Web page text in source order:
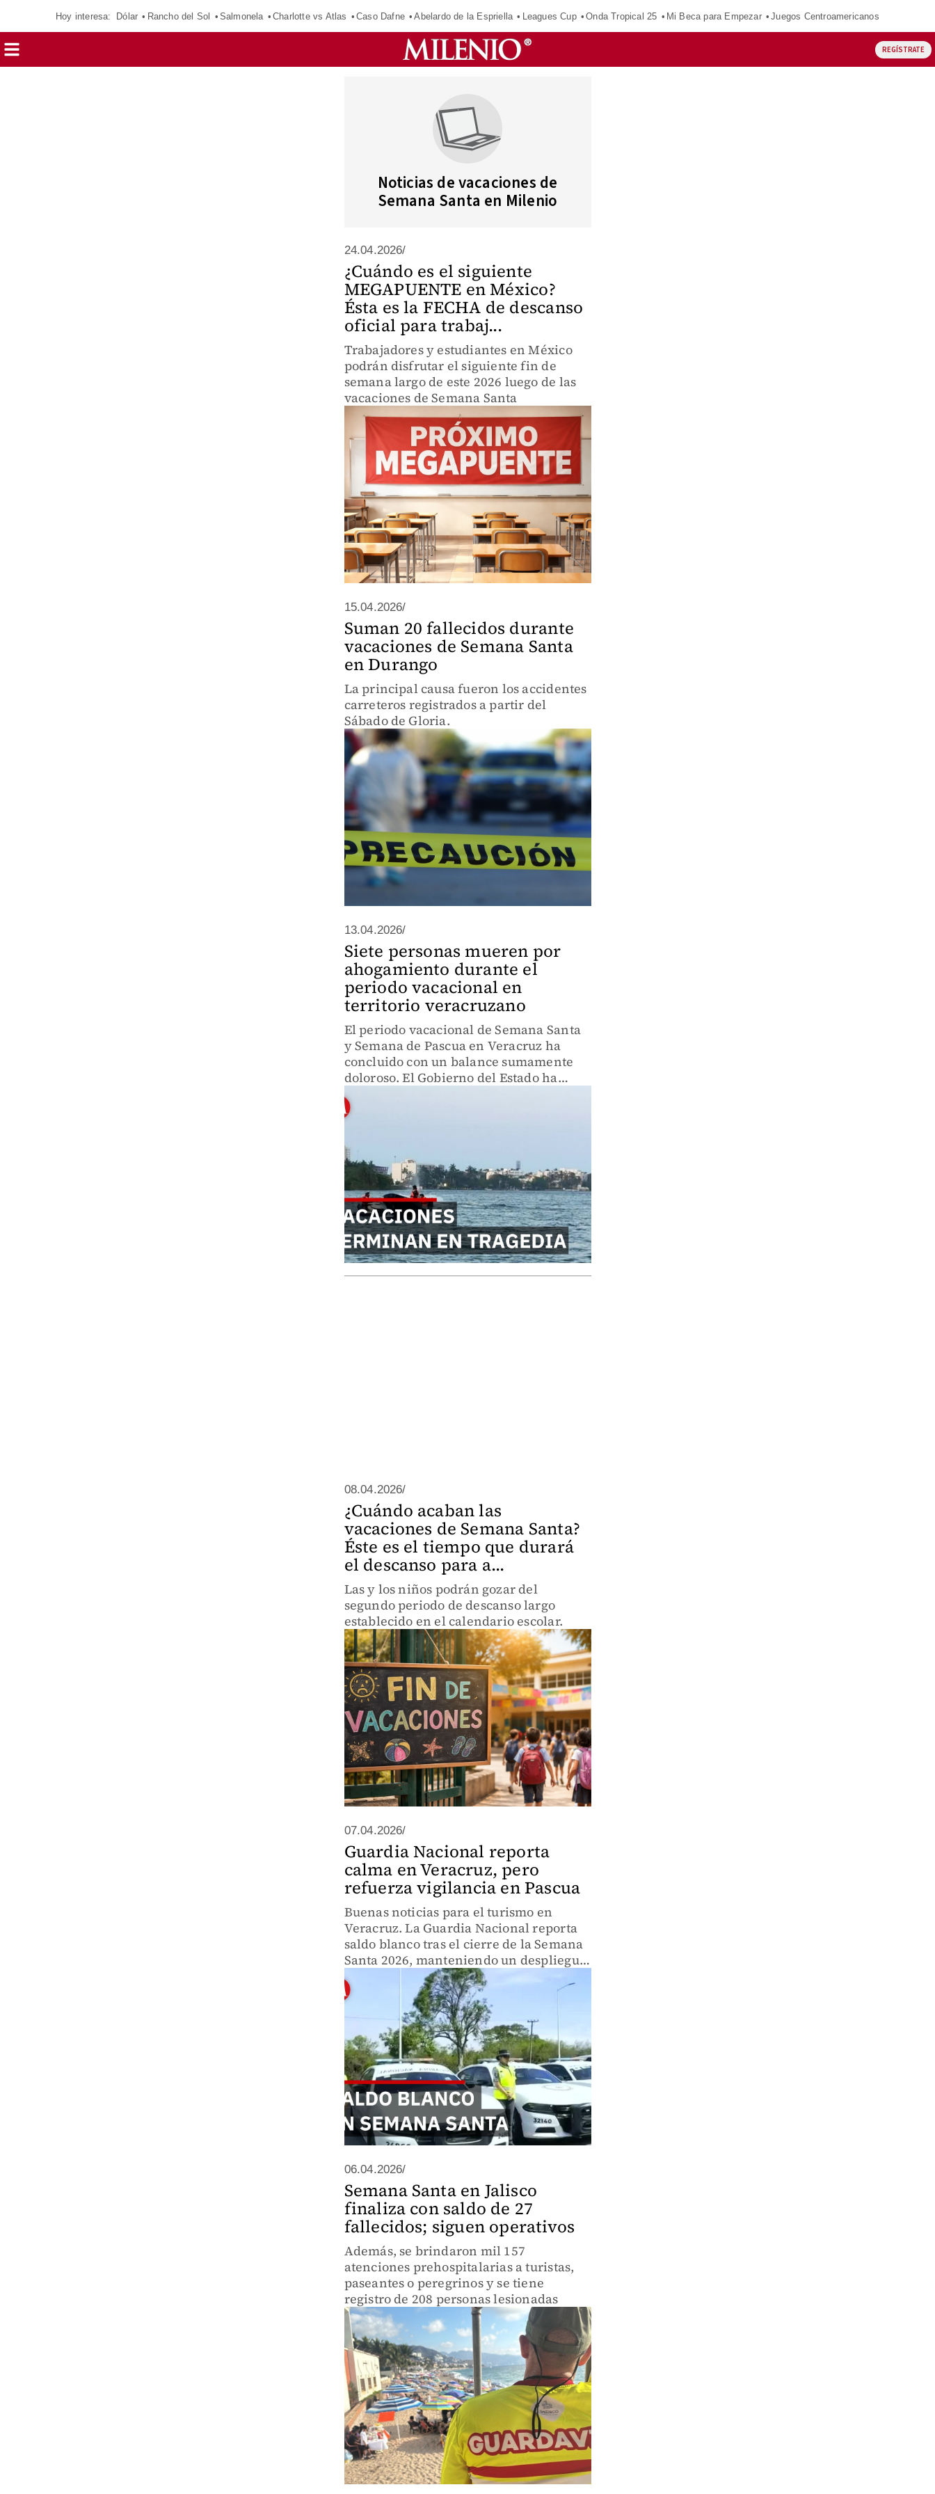
Hoy interesa: Dólar Rancho del Sol Salmonela Charlotte vs Atlas Caso Dafne Abelardo de la Espriella Leagues Cup Onda Tropical 25 Mi Beca para Empezar Juegos Centroamericanos
REGÍSTRATE
Noticias de vacaciones de
Semana Santa en Milenio
24.04.2026/
¿Cuándo es el siguiente
MEGAPUENTE en México?
Ésta es la FECHA de descanso
oficial para trabaj...
Trabajadores y estudiantes en México
podrán disfrutar el siguiente fin de
semana largo de este 2026 luego de las
vacaciones de Semana Santa
15.04.2026/
Suman 20 fallecidos durante
vacaciones de Semana Santa
en Durango
La principal causa fueron los accidentes
carreteros registrados a partir del
Sábado de Gloria.
13.04.2026/
Siete personas mueren por
ahogamiento durante el
periodo vacacional en
territorio veracruzano
El periodo vacacional de Semana Santa
y Semana de Pascua en Veracruz ha
concluido con un balance sumamente
doloroso. El Gobierno del Estado ha
confirmado que siete personas
perdieron la vida por ahogamiento en
08.04.2026/
¿Cuándo acaban las
vacaciones de Semana Santa?
Éste es el tiempo que durará
el descanso para a...
Las y los niños podrán gozar del
segundo periodo de descanso largo
establecido en el calendario escolar.
07.04.2026/
Guardia Nacional reporta
calma en Veracruz, pero
refuerza vigilancia en Pascua
Buenas noticias para el turismo en
Veracruz. La Guardia Nacional reporta
saldo blanco tras el cierre de la Semana
Santa 2026, manteniendo un despliegue
de 1,800 elementos para la Semana de
Pascua y nuevas tareas de protección
ambiental.
06.04.2026/
Semana Santa en Jalisco
finaliza con saldo de 27
fallecidos; siguen operativos
Además, se brindaron mil 157
atenciones prehospitalarias a turistas,
paseantes o peregrinos y se tiene
registro de 208 personas lesionadas